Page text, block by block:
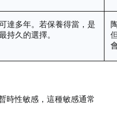
達多年。若保養得當，是
持久的選擇。
時性敏感，這種敏感通常